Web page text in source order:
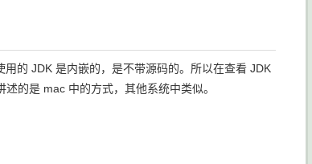
的 JDK 是内嵌的，是不带源码的。所以在查看 JDK
的是 mac 中的方式，其他系统中类似。